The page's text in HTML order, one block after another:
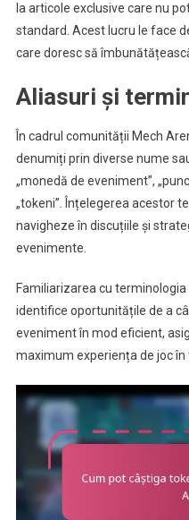
la articole exclusive care nu
standard. Acest lucru le face
care doresc să
Aliasuri și
În cadrul comunității Mech
denumiți prin diverse nume
„monedă de eveniment”,
„tokeni”. Înțelegerea acestor
navigheze în discuțiile și
evenimente.
Familiarizarea cu
identifice oportunitățile de a
eveniment în mod eficient,
maximum experiența de joc